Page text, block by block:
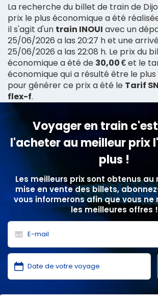
La recherche du billet de train de
prix le plus économique a été
il s'agit d'un train INOUI avec un
25/06/2026 a las 20:27 h et une
25/06/2026 a las 22:08 h. Le prix du
économique a été de 30,00 €et le
économique qui a résulté être le
pour générer ce prix a été le Tarif
flex-f.
Voyager en train
l'acheter au meilleur prix
plus !
Les meilleurs prix sont obtenus
mise en vente des billets,
vous informerons afin que vous ne
les meilleures offres !